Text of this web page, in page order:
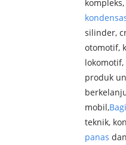
silinder,
otomotif,
produk
mobil,
teknik,
panas